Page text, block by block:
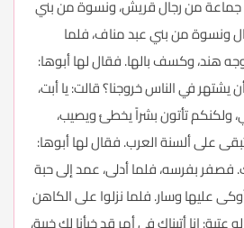
جماعة من رجال قريش، ونسوة من بني
ونسوة من بني عبد مناف، فلما
هند، وكسف بالها. فقال لها أبوها:
يشتهر في الناس خروجنا؟ قالت: يا أبت،
ولكنكم تأتون بشراً يخطئ ويصيب،
على ألسنة العرب. فقال لها أبوها:
بفرسه، فلما أدلى، عمد إلى حبة
عليها وسار. فلما نزلوا على الكاهن